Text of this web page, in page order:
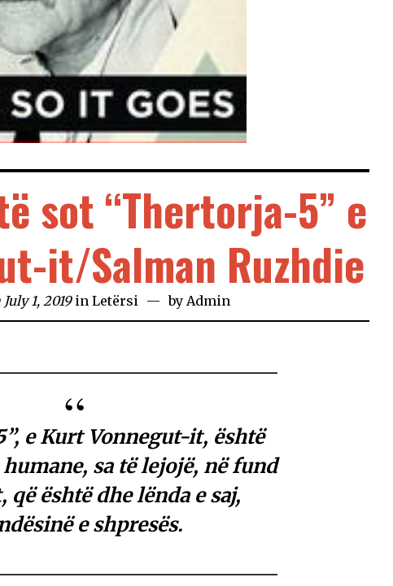
sot “Thertorja-5” e
it/Salman Ruzhdie
1, 2019 in Letërsi by Admin
e Kurt Vonnegut-it, është
sa të lejojë, në fund
është dhe lënda e saj,
e shpresës.